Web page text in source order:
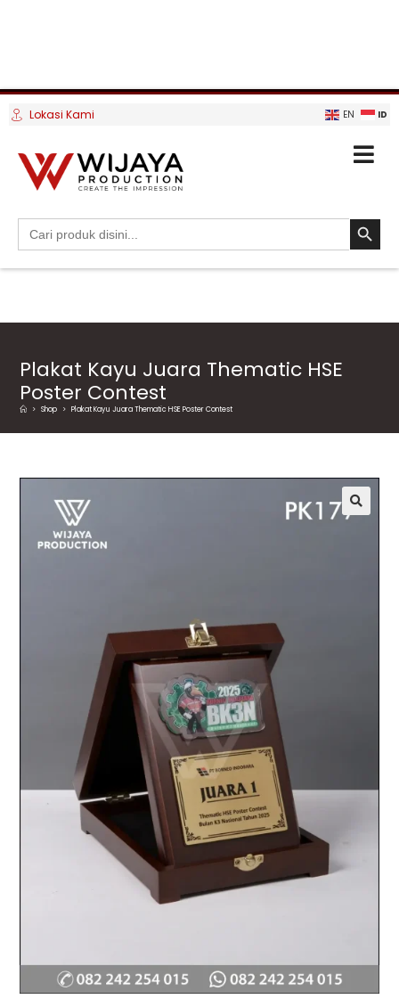
Lokasi Kami EN ID
Search
for:
SEARCH
Plakat Kayu Juara Thematic HSE
Poster Contest
> Shop > Plakat Kayu Juara Thematic HSE Poster Contest